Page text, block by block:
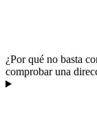
¿Por qué no basta
comprobar una